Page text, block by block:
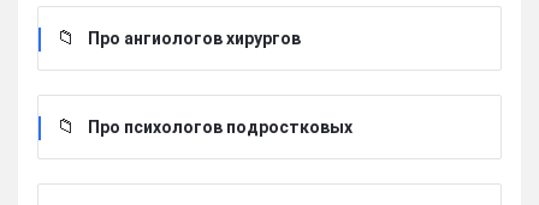
Про ангиологов хирургов
Про психологов подростковых